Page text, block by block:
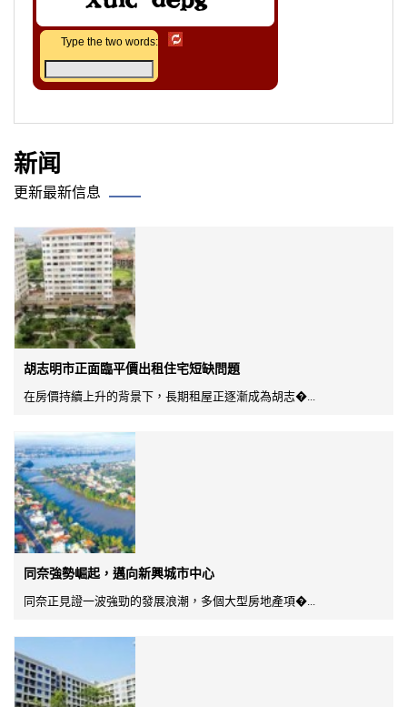
Type the two words:
新闻
更新最新信息
胡志明市正面臨平價出租住宅短缺問題
在房價持續上升的背景下，長期租屋正逐漸成為胡志�...
同奈強勢崛起，邁向新興城市中心
同奈正見證一波強勁的發展浪潮，多個大型房地產項�...